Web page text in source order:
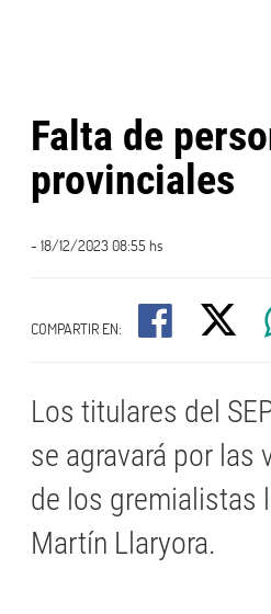
Falta de
provinciales
- 18/12/2023 08:55 hs
COMPARTIR EN:
Los titulares del
se agravará por las
de los gremialistas
Martín Llaryora.